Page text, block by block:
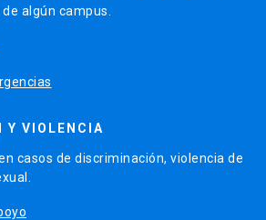
algún campus.
Y VIOLENCIA
casos de discriminación, violencia de